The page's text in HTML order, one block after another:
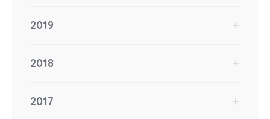
2019
2018
2017